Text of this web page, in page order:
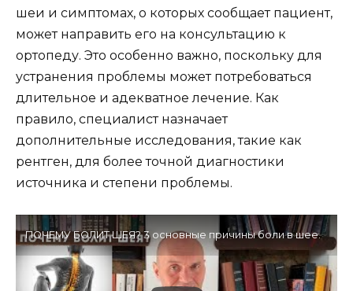
шеи и симптомах, о которых сообщает пациент,
может направить его на консультацию к
ортопеду. Это особенно важно, поскольку для
устранения проблемы может потребоваться
длительное и адекватное лечение. Как
правило, специалист назначает
дополнительные исследования, такие как
рентген, для более точной диагностики
источника и степени проблемы.
ПОЧЕМУ БОЛИТ ШЕЯ? 3 основные причины боли в шее.